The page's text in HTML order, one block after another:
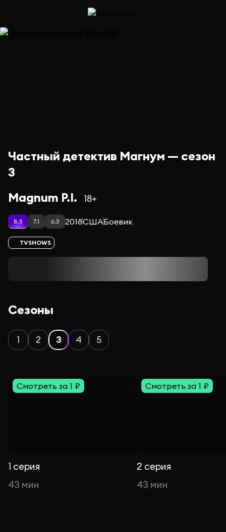
Частный детектив Магнум — сезон
3
Magnum P.I.
18+
8.5 7.1 6.3 2018СШАБоевик
TVSHOWS
Сезоны
1 2 3 4 5
Смотреть за 1 ₽
1 серия
43 мин
Смотреть за 1 ₽
2 серия
43 мин